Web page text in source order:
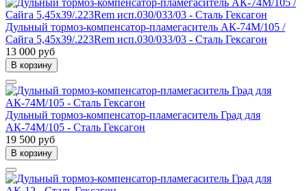
Дульный тормоз-компенсатор-пламегаситель АК-74М/105 /
Сайга 5,45x39/.223Rem исп.030/033/03 - Сталь Гексагон
13 000 руб
В корзину
Дульный тормоз-компенсатор-пламегаситель Град для
АК-74М/105 - Сталь Гексагон
19 500 руб
В корзину